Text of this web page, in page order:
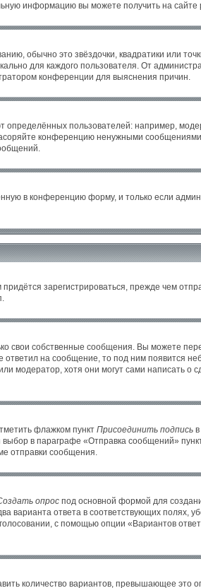
информацию вы можете получить на
обычно это звёздочки, квадратики или
для каждого пользователя. От
конференции для выяснения причин.
пользователей: например,
конференцию ненужными
в конференцию форму, и только если
зарегистрироваться, прежде чем
свои собственные сообщения. Вы можете
на сообщение, то под ним появится
модератор, хотя они могут сами написать о
флажком пункт Присоединить подпись
в параграфе «Отправка сообщений»
отправки сообщения.
опрос под основной формой для
ответа в соответствующих полях,
с помощью опции «Вариантов
количество вариантов, превышающее это